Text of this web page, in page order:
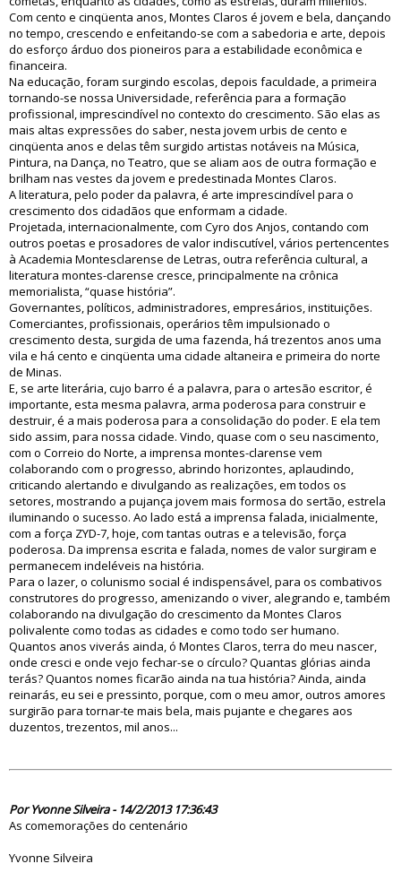
Com cento e cinqüenta anos, Montes Claros é jovem e bela, dançando
no tempo, crescendo e enfeitando-se com a sabedoria e arte, depois
do esforço árduo dos pioneiros para a estabilidade econômica e
financeira.
Na educação, foram surgindo escolas, depois faculdade, a primeira
tornando-se nossa Universidade, referência para a formação
profissional, imprescindível no contexto do crescimento. São elas as
mais altas expressões do saber, nesta jovem urbis de cento e
cinqüenta anos e delas têm surgido artistas notáveis na Música,
Pintura, na Dança, no Teatro, que se aliam aos de outra formação e
brilham nas vestes da jovem e predestinada Montes Claros.
A literatura, pelo poder da palavra, é arte imprescindível para o
crescimento dos cidadãos que enformam a cidade.
Projetada, internacionalmente, com Cyro dos Anjos, contando com
outros poetas e prosadores de valor indiscutível, vários pertencentes
à Academia Montesclarense de Letras, outra referência cultural, a
literatura montes-clarense cresce, principalmente na crônica
memorialista, “quase história”.
Governantes, políticos, administradores, empresários, instituições.
Comerciantes, profissionais, operários têm impulsionado o
crescimento desta, surgida de uma fazenda, há trezentos anos uma
vila e há cento e cinqüenta uma cidade altaneira e primeira do norte
de Minas.
E, se arte literária, cujo barro é a palavra, para o artesão escritor, é
importante, esta mesma palavra, arma poderosa para construir e
destruir, é a mais poderosa para a consolidação do poder. E ela tem
sido assim, para nossa cidade. Vindo, quase com o seu nascimento,
com o Correio do Norte, a imprensa montes-clarense vem
colaborando com o progresso, abrindo horizontes, aplaudindo,
criticando alertando e divulgando as realizações, em todos os
setores, mostrando a pujança jovem mais formosa do sertão, estrela
iluminando o sucesso. Ao lado está a imprensa falada, inicialmente,
com a força ZYD-7, hoje, com tantas outras e a televisão, força
poderosa. Da imprensa escrita e falada, nomes de valor surgiram e
permanecem indeléveis na história.
Para o lazer, o colunismo social é indispensável, para os combativos
construtores do progresso, amenizando o viver, alegrando e, também
colaborando na divulgação do crescimento da Montes Claros
polivalente como todas as cidades e como todo ser humano.
Quantos anos viverás ainda, ó Montes Claros, terra do meu nascer,
onde cresci e onde vejo fechar-se o círculo? Quantas glórias ainda
terás? Quantos nomes ficarão ainda na tua história? Ainda, ainda
reinarás, eu sei e pressinto, porque, com o meu amor, outros amores
surgirão para tornar-te mais bela, mais pujante e chegares aos
duzentos, trezentos, mil anos...
Por Yvonne Silveira - 14/2/2013 17:36:43
As comemorações do centenário
Yvonne Silveira